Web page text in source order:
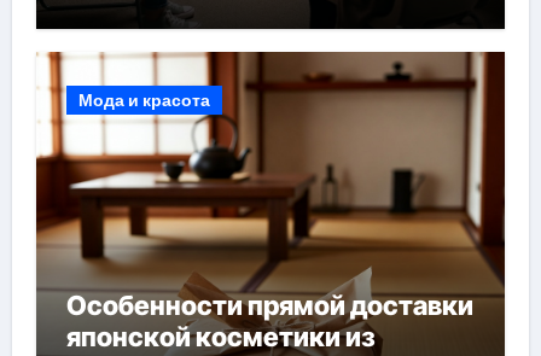
Мода и красота
Особенности прямой доставки
японской косметики из